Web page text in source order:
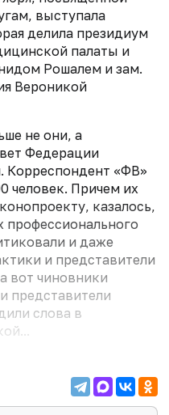
выступала
делила президиум
палаты и
Рошалем и зам.
Вероникой
не они, а
Федерации
Корреспондент «ФВ»
человек. Причем их
казалось,
профессионального
и даже
и представители
вот чиновники
представители
слова в